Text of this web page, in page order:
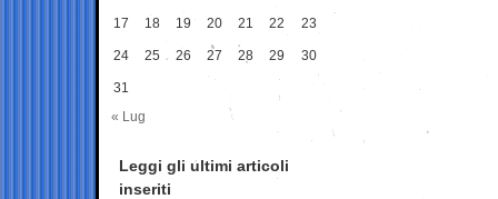
17 18 19 20 21 22 23
24 25 26 27 28 29 30
31
« Lug
Leggi gli ultimi articoli
inseriti